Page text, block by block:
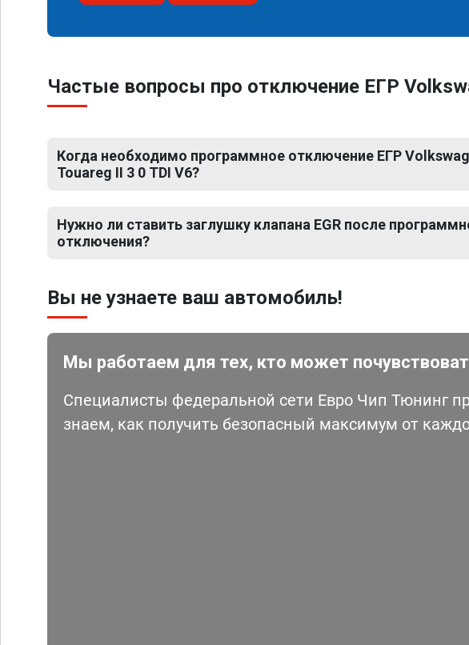
Частые вопросы про отключение ЕГР
Когда необходимо программное отключение ЕГР
Touareg II 3 0 TDI V6?
Нужно ли ставить заглушку клапана EGR после
отключения?
Вы не узнаете ваш автомобиль!
Мы работаем для тех, кто может
Специалисты федеральной сети Евро Чип Тюнинг
знаем, как получить безопасный максимум от